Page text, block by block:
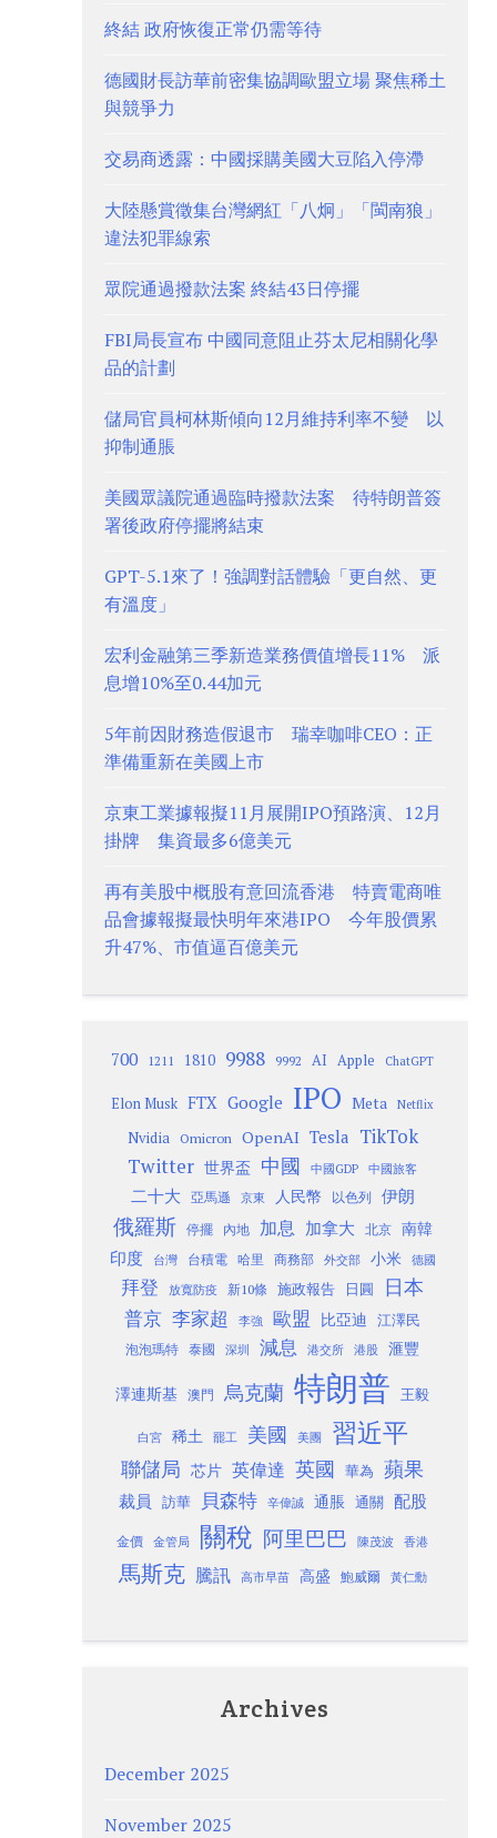
終結 政府恢復正常仍需等待
德國財長訪華前密集協調歐盟立場 聚焦稀土
與競爭力
交易商透露：中國採購美國大豆陷入停滯
大陸懸賞徵集台灣網紅「八炯」「閩南狼」
違法犯罪線索
眾院通過撥款法案 終結43日停擺
FBI局長宣布 中國同意阻止芬太尼相關化學
品的計劃
儲局官員柯林斯傾向12月維持利率不變 以
抑制通脹
美國眾議院通過臨時撥款法案 待特朗普簽
署後政府停擺將結束
GPT-5.1來了！強調對話體驗「更自然、更
有溫度」
宏利金融第三季新造業務價值增長11% 派
息增10%至0.44加元
5年前因財務造假退市 瑞幸咖啡CEO：正
準備重新在美國上市
京東工業據報擬11月展開IPO預路演、12月
掛牌 集資最多6億美元
再有美股中概股有意回流香港 特賣電商唯
品會據報擬最快明年來港IPO 今年股價累
升47%、市值逼百億美元
700 1211 1810 9988 9992 AI Apple ChatGPT
Elon Musk FTX Google IPO Meta Netflix
Nvidia Omicron OpenAI Tesla TikTok
Twitter 世界盃 中國 中國GDP 中國旅客
二十大 亞馬遜 京東 人民幣 以色列 伊朗
俄羅斯 停擺 內地 加息 加拿大 北京
南韓
印度
台灣 台積電 哈里 商務部 外交部 小米 德國
拜登 放寬防疫 新10條 施政報告 日圓 日本
普京 李家超 李強 歐盟 比亞迪 江澤民
泡泡瑪特 泰國 深圳 減息 港交所 港股 滙豐
澤連斯基 澳門 烏克蘭 特朗普 王毅
白宮 稀土 罷工 美國 美團 習近平
聯儲局 芯片 英偉達 英國 華為 蘋果
裁員 訪華 貝森特 辛偉誠 通脹 通關 配股
金價 金管局 關稅 阿里巴巴 陳茂波 香港
馬斯克 騰訊 高市早苗 高盛 鮑威爾 黃仁勳
Archives
December 2025
November 2025